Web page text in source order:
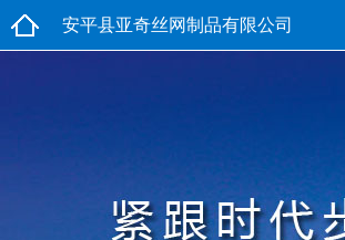
安平县亚奇丝网制品有限公司